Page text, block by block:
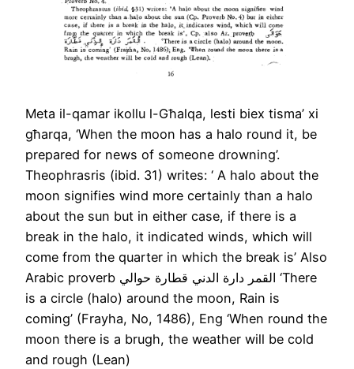
Meta il-qamar ikollu l-Għalqa, lesti biex tisma’ xi
għarqa, ‘When the moon has a halo round it, be
prepared for news of someone drowning’.
Theophrasris (ibid. 31) writes: ‘ A halo about the
moon signifies wind more certainly than a halo
about the sun but in either case, if there is a
break in the halo, it indicated winds, which will
come from the quarter in which the break is’ Also
Arabic proverb القمر دارة الدني قطارة حوالي ‘There
is a circle (halo) around the moon, Rain is
coming’ (Frayha, No, 1486), Eng ‘When round the
moon there is a brugh, the weather will be cold
and rough (Lean)